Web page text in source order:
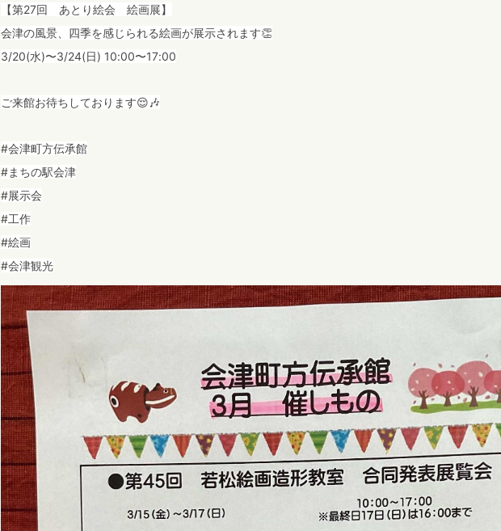
【第27回 あとり絵会 絵画展】
会津の風景、四季を感じられる絵画が展示されます👏
3/20(水)〜3/24(日) 10:00〜17:00
ご来館お待ちしております😌🎶
#会津町方伝承館
#まちの駅会津
#展示会
#工作
#絵画
#会津観光